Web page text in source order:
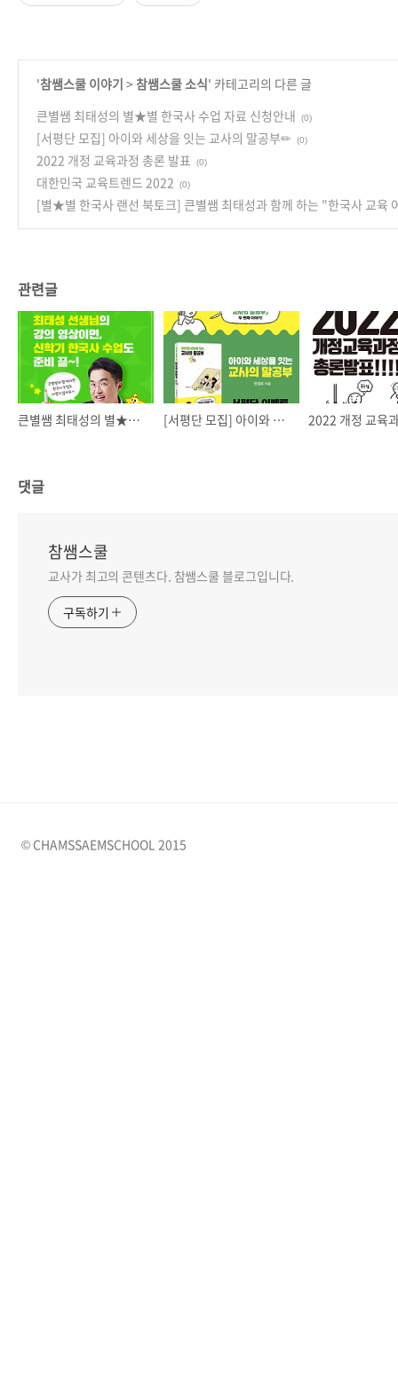
'참쌤스쿨 이야기 > 참쌤스쿨 소식' 카테고리의 다른 글
큰별쌤 최태성의 별★별 한국사 수업 자료 신청안내
(0)
[서평단 모집] 아이와 세상을 잇는 교사의 말공부✏ (0)
2022 개정 교육과정 총론 발표 (0)
대한민국 교육트렌드 2022 (0)
[별★별 한국사 랜선 북토크] 큰별쌤 최태성과 함께 하는 "한국사 교육
관련글
큰별쌤 최태성의 별★별 한국사 수업 자료 신청안내 [서평단 모집] 아이와 세상을 잇는 교사의 말공부✏
댓글
참쌤스쿨
교사가 최고의 콘텐츠다. 참쌤스쿨 블로그입니다.
구독하기
© CHAMSSAEMSCHOOL 2015